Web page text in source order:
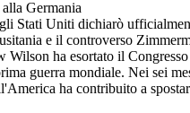
Germania
Stati Uniti dichiarò
e il controverso
Wilson ha esortato il
guerra mondiale. Nei sei
ha contribuito a